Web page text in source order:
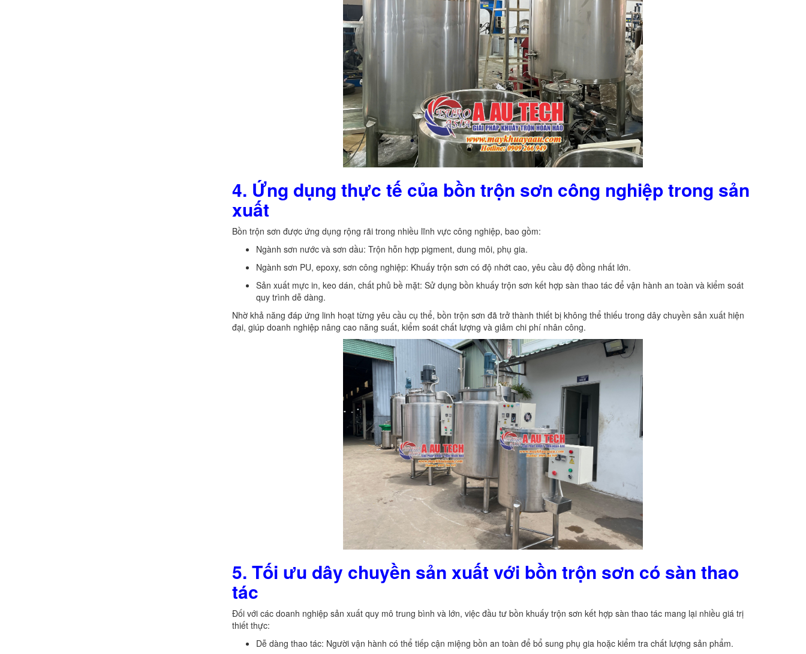
4. Ứng dụng thực tế của bồn trộn sơn công nghiệp trong sản
xuất
Bồn trộn sơn được ứng dụng rộng rãi trong nhiều lĩnh vực công nghiệp, bao gồm:
Ngành sơn nước và sơn dầu: Trộn hỗn hợp pigment, dung môi, phụ gia.
Ngành sơn PU, epoxy, sơn công nghiệp: Khuấy trộn sơn có độ nhớt cao, yêu cầu độ đồng nhất lớn.
Sản xuất mực in, keo dán, chất phủ bề mặt: Sử dụng bồn khuấy trộn sơn kết hợp sàn thao tác để vận hành an toàn và kiểm soát
quy trình dễ dàng.
Nhờ khả năng đáp ứng linh hoạt từng yêu cầu cụ thể, bồn trộn sơn đã trở thành thiết bị không thể thiếu trong dây chuyền sản xuất hiện
đại, giúp doanh nghiệp nâng cao năng suất, kiểm soát chất lượng và giảm chi phí nhân công.
5. Tối ưu dây chuyền sản xuất với bồn trộn sơn có sàn thao
tác
Đối với các doanh nghiệp sản xuất quy mô trung bình và lớn, việc đầu tư bồn khuấy trộn sơn kết hợp sàn thao tác mang lại nhiều giá trị
thiết thực:
Dễ dàng thao tác: Người vận hành có thể tiếp cận miệng bồn an toàn để bổ sung phụ gia hoặc kiểm tra chất lượng sản phẩm.